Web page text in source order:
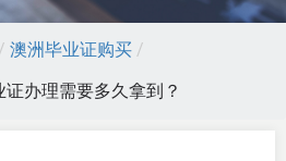
/ 澳洲毕业证购买 /
办理需要多久拿到？